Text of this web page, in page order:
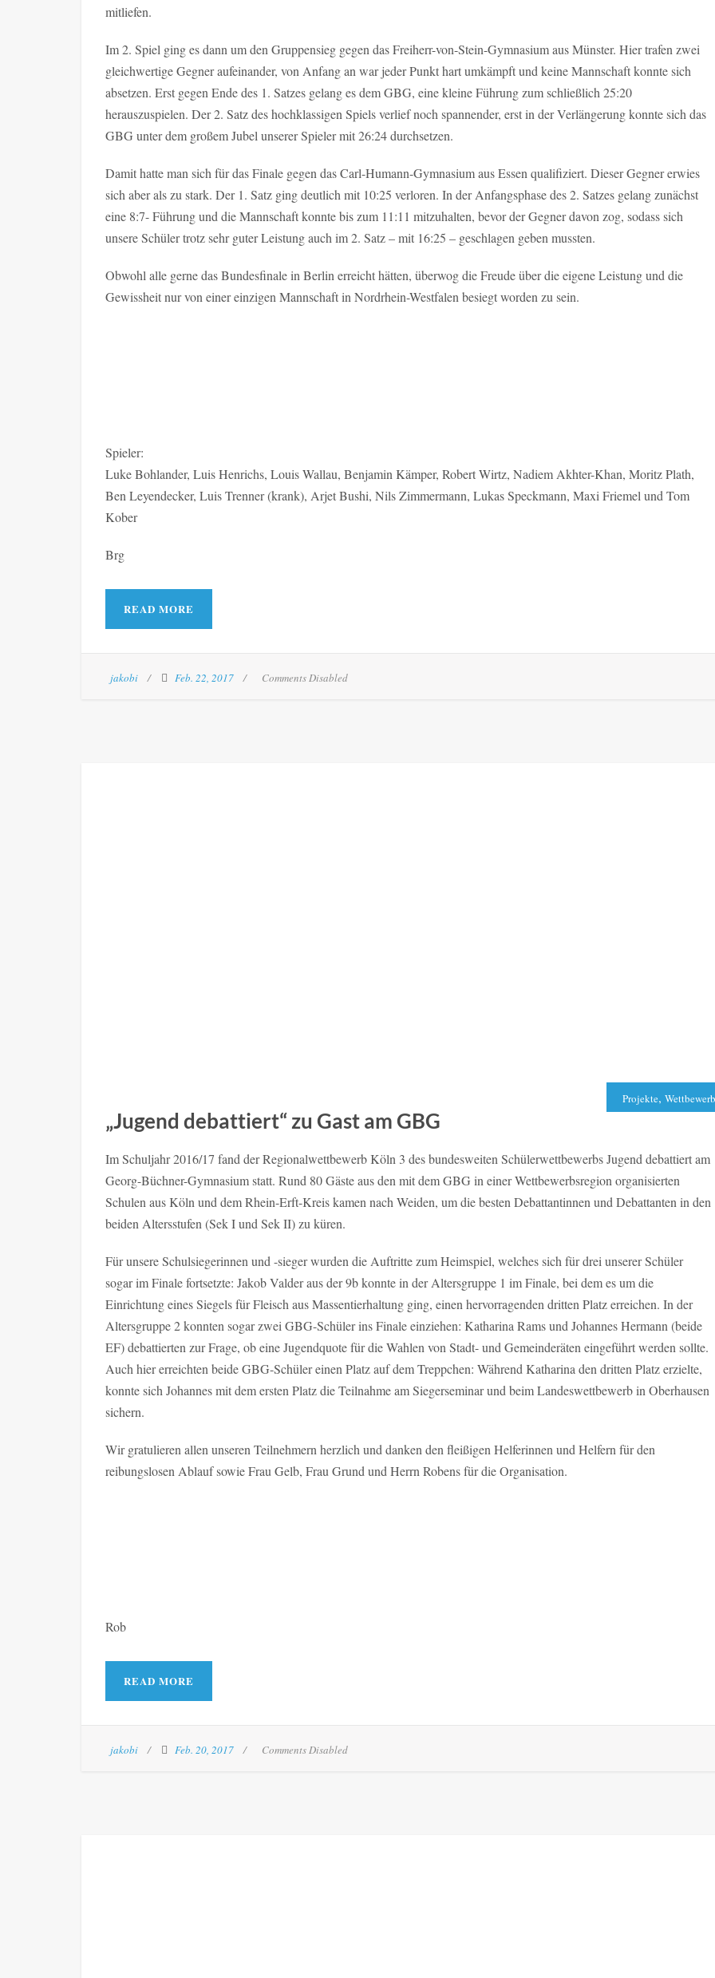
mitliefen.
Im 2. Spiel ging es dann um den Gruppensieg gegen das Freiherr-von-Stein-Gymnasium aus Münster. Hier trafen zwei
gleichwertige Gegner aufeinander, von Anfang an war jeder Punkt hart umkämpft und keine Mannschaft konnte sich
absetzen. Erst gegen Ende des 1. Satzes gelang es dem GBG, eine kleine Führung zum schließlich 25:20
herauszuspielen. Der 2. Satz des hochklassigen Spiels verlief noch spannender, erst in der Verlängerung konnte sich das
GBG unter dem großem Jubel unserer Spieler mit 26:24 durchsetzen.
Damit hatte man sich für das Finale gegen das Carl-Humann-Gymnasium aus Essen qualifiziert. Dieser Gegner erwies
sich aber als zu stark. Der 1. Satz ging deutlich mit 10:25 verloren. In der Anfangsphase des 2. Satzes gelang zunächst
eine 8:7- Führung und die Mannschaft konnte bis zum 11:11 mitzuhalten, bevor der Gegner davon zog, sodass sich
unsere Schüler trotz sehr guter Leistung auch im 2. Satz – mit 16:25 – geschlagen geben mussten.
Obwohl alle gerne das Bundesfinale in Berlin erreicht hätten, überwog die Freude über die eigene Leistung und die
Gewissheit nur von einer einzigen Mannschaft in Nordrhein-Westfalen besiegt worden zu sein.
Spieler:
Luke Bohlander, Luis Henrichs, Louis Wallau, Benjamin Kämper, Robert Wirtz, Nadiem Akhter-Khan, Moritz Plath,
Ben Leyendecker, Luis Trenner (krank), Arjet Bushi, Nils Zimmermann, Lukas Speckmann, Maxi Friemel und Tom
Kober
Brg
READ MORE
jakobi Feb. 22, 2017 Comments Disabled
Projekte,
„Jugend debattiert“ zu Gast am GBG
Im Schuljahr 2016/17 fand der Regionalwettbewerb Köln 3 des bundesweiten Schülerwettbewerbs Jugend debattiert am
Georg-Büchner-Gymnasium statt. Rund 80 Gäste aus den mit dem GBG in einer Wettbewerbsregion organisierten
Schulen aus Köln und dem Rhein-Erft-Kreis kamen nach Weiden, um die besten Debattantinnen und Debattanten in den
beiden Altersstufen (Sek I und Sek II) zu küren.
Für unsere Schulsiegerinnen und -sieger wurden die Auftritte zum Heimspiel, welches sich für drei unserer Schüler
sogar im Finale fortsetzte: Jakob Valder aus der 9b konnte in der Altersgruppe 1 im Finale, bei dem es um die
Einrichtung eines Siegels für Fleisch aus Massentierhaltung ging, einen hervorragenden dritten Platz erreichen. In der
Altersgruppe 2 konnten sogar zwei GBG-Schüler ins Finale einziehen: Katharina Rams und Johannes Hermann (beide
EF) debattierten zur Frage, ob eine Jugendquote für die Wahlen von Stadt- und Gemeinderäten eingeführt werden sollte.
Auch hier erreichten beide GBG-Schüler einen Platz auf dem Treppchen: Während Katharina den dritten Platz erzielte,
konnte sich Johannes mit dem ersten Platz die Teilnahme am Siegerseminar und beim Landeswettbewerb in Oberhausen
sichern.
Wir gratulieren allen unseren Teilnehmern herzlich und danken den fleißigen Helferinnen und Helfern für den
reibungslosen Ablauf sowie Frau Gelb, Frau Grund und Herrn Robens für die Organisation.
Rob
READ MORE
jakobi Feb. 20, 2017 Comments Disabled